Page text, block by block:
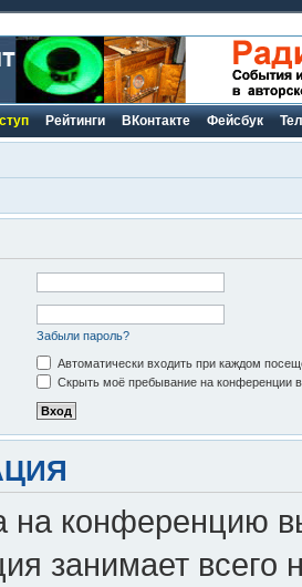
Рейтинги ВКонтакте Фейсбук
Забыли пароль?
Автоматически входить при каждом
Скрыть моё пребывание на конференции в
на конференцию
занимает всего